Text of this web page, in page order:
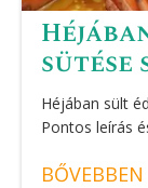
sütése
Héjában sült
Pontos leírás
BŐVEBBEN